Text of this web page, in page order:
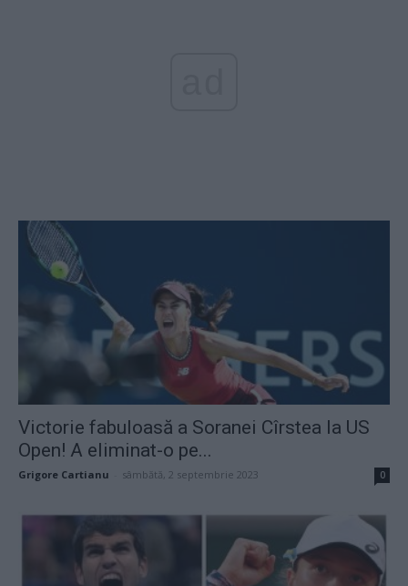
Victorie fabuloasă a Soranei Cîrstea la US
Open! A eliminat-o pe...
Grigore Cartianu sâmbătă, 2 septembrie 2023 0